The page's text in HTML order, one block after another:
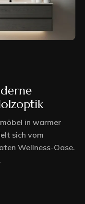
in warmer
sich vom
Wellness-Oase.